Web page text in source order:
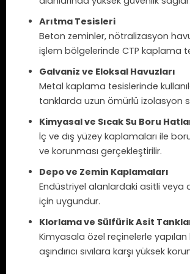
Arıtma Tesisleri
Beton zeminler, nötralizasyon
işlem bölgelerinde CTP kaplama
Galvaniz ve Eloksal Havuzları
Metal kaplama tesislerinde
tanklarda uzun ömürlü izolasyon
Kimyasal ve Sıcak Su Boru
İç ve dış yüzey kaplamaları ile
ve korunması gerçekleştirilir.
Depo ve Zemin Kaplamaları
Endüstriyel alanlardaki asitli veya
için uygundur.
Klorlama ve Sülfürik Asit
Kimyasala özel reçinelerle
aşındırıcı sıvılara karşı yüksek